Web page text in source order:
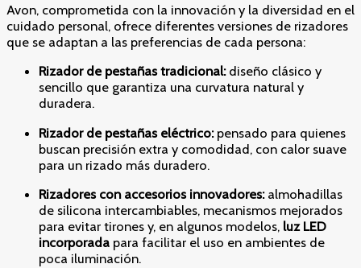
Avon, comprometida con la innovación y la diversidad en el
cuidado personal, ofrece diferentes versiones de rizadores
que se adaptan a las preferencias de cada persona:
Rizador de pestañas tradicional:diseño clásico y
sencillo que garantiza una curvatura natural y
duradera.
Rizador de pestañas eléctrico:pensado para quienes
buscan precisión extra y comodidad, con calor suave
para un rizado más duradero.
Rizadores con accesorios innovadores:almohadillas
de silicona intercambiables, mecanismos mejorados
para evitar tirones y, en algunos modelos, luz LED
incorporada para facilitar el uso en ambientes de
poca iluminación.